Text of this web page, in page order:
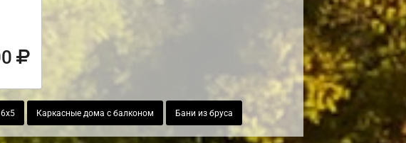
Каркасные дома с балконом Бани из бруса